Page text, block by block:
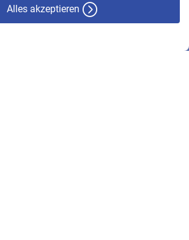
Alles akzeptieren